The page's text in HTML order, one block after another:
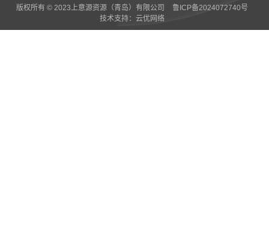
版权所有 © 2023上意源资源（青岛）有限公司
鲁ICP备2024072740号
技术支持： 云优网络